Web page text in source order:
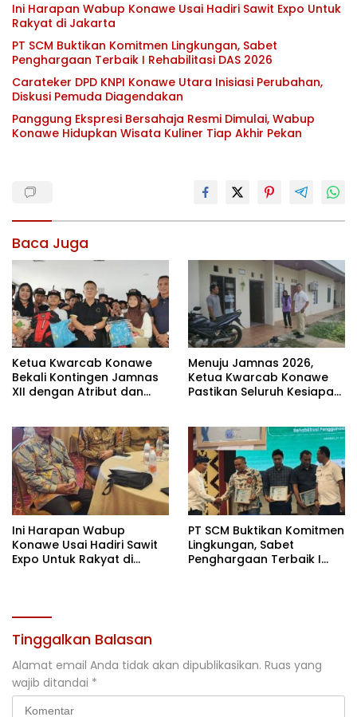
Ini Harapan Wabup Konawe Usai Hadiri Sawit Expo Untuk
Rakyat di Jakarta
PT SCM Buktikan Komitmen Lingkungan, Sabet
Penghargaan Terbaik I Rehabilitasi DAS 2026
Carateker DPD KNPI Konawe Utara Inisiasi Perubahan,
Diskusi Pemuda Diagendakan
Panggung Ekspresi Bersahaja Resmi Dimulai, Wabup
Konawe Hidupkan Wisata Kuliner Tiap Akhir Pekan
Baca Juga
Ketua Kwarcab Konawe
Bekali Kontingen Jamnas
XII dengan Atribut dan
Menuju Jamnas 2026,
Ketua Kwarcab Konawe
Pastikan Seluruh Kesiapan
Ini Harapan Wabup
Konawe Usai Hadiri Sawit
Expo Untuk Rakyat di
PT SCM Buktikan Komitmen
Lingkungan, Sabet
Penghargaan Terbaik I
Tinggalkan Balasan
Alamat email Anda tidak akan dipublikasikan. Ruas yang
wajib ditandai *